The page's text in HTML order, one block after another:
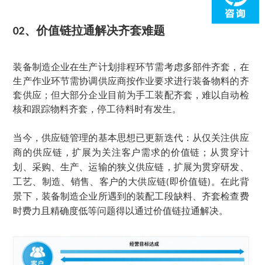
02、价值链拉通解决齐套难题
装备制造企业在生产计划排程环节需考虑多部件齐套，在
生产作业环节需协调供应商按作业要求进行装备物料的齐
套供应；但大部分企业目前为手工装配齐套，难以自动检
核和跟踪物料齐套，停工待料时有发生。
当今，供应链管理的基本思想已更新迭代：从仅关注供应
商的供应链，扩展为关注客户需求的价值链；从贯穿计
划、采购、生产、运输的狭义供应链，扩展为贯穿研发、
工艺、制造、销售、客户的大供应链( 即价值链) 。在此背
景下，装备制造企业所遇到的装配工段缺料、齐套检查费
时费力且精确度低等问题得以通过价值链拉通解决。